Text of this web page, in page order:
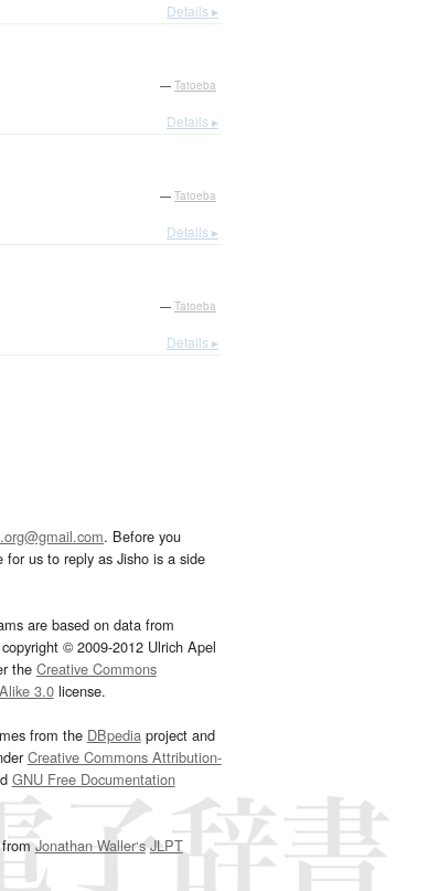
Details ▸
— Tatoeba
Details ▸
— Tatoeba
Details ▸
— Tatoeba
Details ▸
. Before you
us to reply as Jisho is a side
are based on data from
© 2009-2012 Ulrich Apel
the Creative Commons
3.0license.
from the DBpediaproject and
Creative Commons Attribution-
GNU Free Documentation
fromJonathan Waller‘s JLPT